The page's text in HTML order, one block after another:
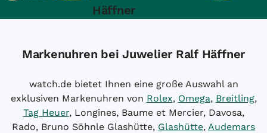
Häffner
Markenuhren bei Juwelier Ralf Häffner
watch.de bietet Ihnen eine große Auswahl an
exklusiven Markenuhren von Rolex, Omega, Breitling,
Tag Heuer, Longines, Baume et Mercier, Davosa,
Rado, Bruno Söhnle Glashütte, Glashütte, Audemars